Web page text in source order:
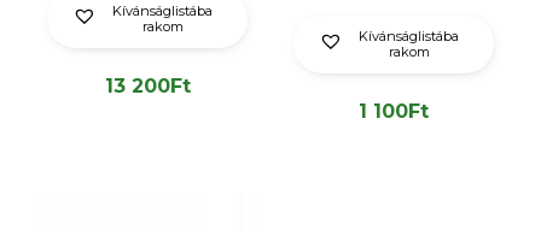
Kívánságlistába
rakom
13 200Ft
Kívánságlistába
rakom
1 100Ft